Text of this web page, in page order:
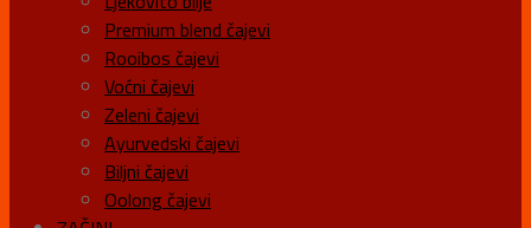
Premium blend čajevi
Rooibos čajevi
Voćni čajevi
Zeleni čajevi
Ayurvedski čajevi
Biljni čajevi
Oolong čajevi